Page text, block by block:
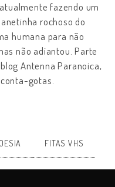
fazendo um
rochoso do
humana para não
não adiantou. Parte
Antenna Paranoica,
gotas.
FITAS VHS